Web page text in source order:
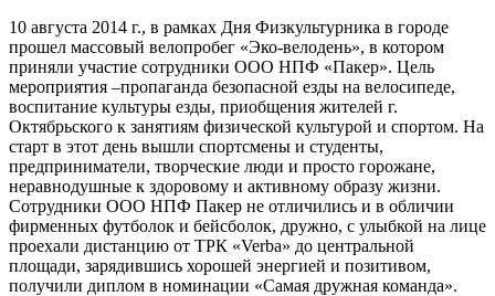
10 августа 2014 г., в рамках Дня Физкультурника в городе
прошел массовый велопробег «Эко-велодень», в котором
приняли участие сотрудники ООО НПФ «Пакер». Цель
мероприятия –пропаганда безопасной езды на велосипеде,
воспитание культуры езды, приобщения жителей г.
Октябрьского к занятиям физической культурой и спортом. На
старт в этот день вышли спортсмены и студенты,
предприниматели, творческие люди и просто горожане,
неравнодушные к здоровому и активному образу жизни.
Сотрудники ООО НПФ Пакер не отличились и в обличии
фирменных футболок и бейсболок, дружно, с улыбкой на лице
проехали дистанцию от ТРК «Verba» до центральной
площади, зарядившись хорошей энергией и позитивом,
получили диплом в номинации «Самая дружная команда».